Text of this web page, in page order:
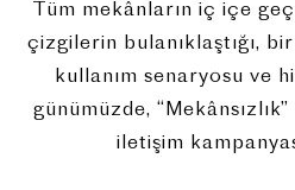
Tüm mekânların iç içe
çizgilerin bulanıklaştığı,
kullanım senaryosu ve
günümüzde,
iletişim